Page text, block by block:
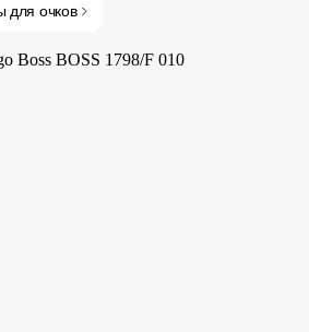
для очков